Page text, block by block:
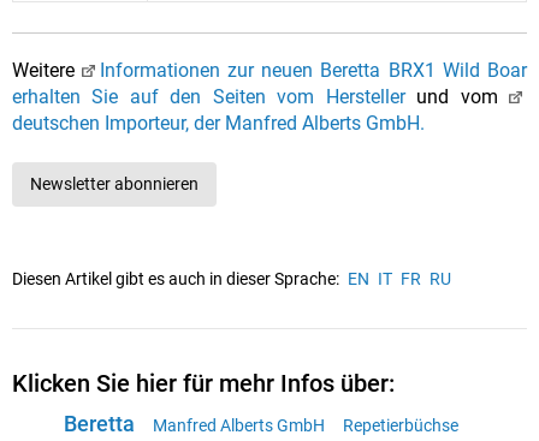
Weitere
Informationen zur neuen Beretta BRX1 Wild Boar
erhalten Sie auf den Seiten vom Herstellerund vom
deutschen Importeur, der Manfred Alberts GmbH.
Newsletter abonnieren
Diesen Artikel gibt es auch in dieser Sprache: EN IT FR RU
Klicken Sie hier für mehr Infos über:
Beretta Manfred Alberts GmbH
Repetierbüchse